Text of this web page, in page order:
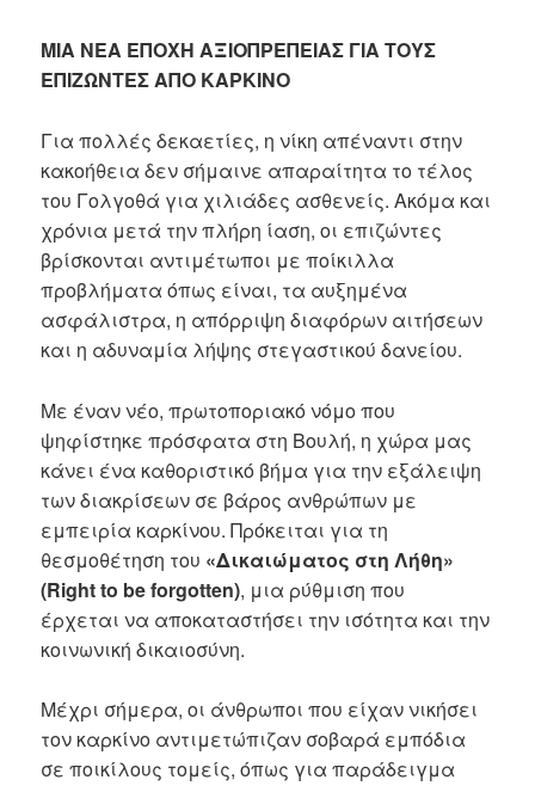
ΜΙΑ ΝΕΑ ΕΠΟΧΗ ΑΞΙΟΠΡΕΠΕΙΑΣ ΓΙΑ ΤΟΥΣ
ΕΠΙΖΩΝΤΕΣ ΑΠΟ ΚΑΡΚΙΝΟ
Για πολλές δεκαετίες, η νίκη απέναντι στην
κακοήθεια δεν σήμαινε απαραίτητα το τέλος
του Γολγοθά για χιλιάδες ασθενείς. Ακόμα και
χρόνια μετά την πλήρη ίαση, οι επιζώντες
βρίσκονται αντιμέτωποι με ποίκιλλα
προβλήματα όπως είναι, τα αυξημένα
ασφάλιστρα, η απόρριψη διαφόρων αιτήσεων
και η αδυναμία λήψης στεγαστικού δανείου.
Με έναν νέο, πρωτοποριακό νόμο που
ψηφίστηκε πρόσφατα στη Βουλή, η χώρα μας
κάνει ένα καθοριστικό βήμα για την εξάλειψη
των διακρίσεων σε βάρος ανθρώπων με
εμπειρία καρκίνου. Πρόκειται για τη
θεσμοθέτηση του «Δικαιώματος στη Λήθη»
(Right to be forgotten), μια ρύθμιση που
έρχεται να αποκαταστήσει την ισότητα και την
κοινωνική δικαιοσύνη.
Μέχρι σήμερα, οι άνθρωποι που είχαν νικήσει
τον καρκίνο αντιμετώπιζαν σοβαρά εμπόδια
σε ποικίλους τομείς, όπως για παράδειγμα